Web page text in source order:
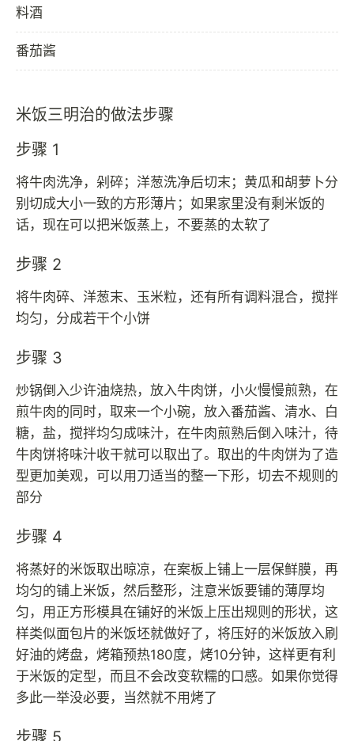
料酒
番茄酱
米饭三明治的做法步骤
步骤 1
将牛肉洗净，剁碎；洋葱洗净后切末；黄瓜和胡萝卜分
别切成大小一致的方形薄片；如果家里没有剩米饭的
话，现在可以把米饭蒸上，不要蒸的太软了
步骤 2
将牛肉碎、洋葱末、玉米粒，还有所有调料混合，搅拌
均匀，分成若干个小饼
步骤 3
炒锅倒入少许油烧热，放入牛肉饼，小火慢慢煎熟，在
煎牛肉的同时，取来一个小碗，放入番茄酱、清水、白
糖，盐，搅拌均匀成味汁，在牛肉煎熟后倒入味汁，待
牛肉饼将味汁收干就可以取出了。取出的牛肉饼为了造
型更加美观，可以用刀适当的整一下形，切去不规则的
部分
步骤 4
将蒸好的米饭取出晾凉，在案板上铺上一层保鲜膜，再
均匀的铺上米饭，然后整形，注意米饭要铺的薄厚均
匀，用正方形模具在铺好的米饭上压出规则的形状，这
样类似面包片的米饭坯就做好了，将压好的米饭放入刷
好油的烤盘，烤箱预热180度，烤10分钟，这样更有利
于米饭的定型，而且不会改变软糯的口感。如果你觉得
多此一举没必要，当然就不用烤了
步骤 5